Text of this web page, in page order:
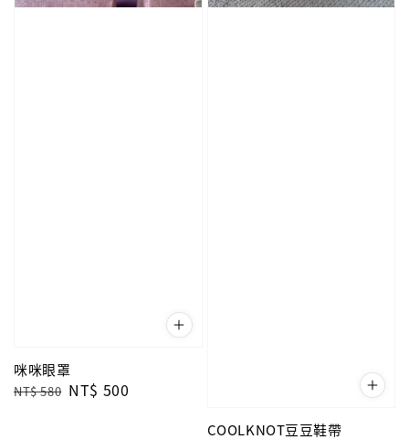
咪咪眼罩
Regular
NT$ 580 Sale
NT$ 500
COOLKNOT豆豆鞋帶